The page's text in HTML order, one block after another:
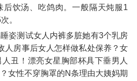
后饮汤、吃鸽肉。一般隔天炖服1
。
姿测试女人内裤多脏她有3个乳房
人房事后女人怎样做私处保养？女
丑！漂亮女星胸部杯具下垂男人
女性不穿胸罩的N条理由大姨妈期